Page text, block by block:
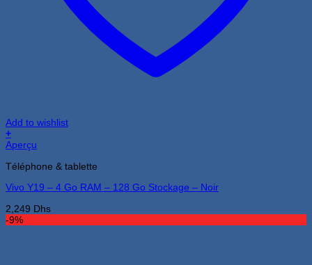
Add to wishlist
+
Aperçu
Téléphone & tablette
Vivo Y19 – 4 Go RAM – 128 Go Stockage – Noir
2,249 Dhs
-9%